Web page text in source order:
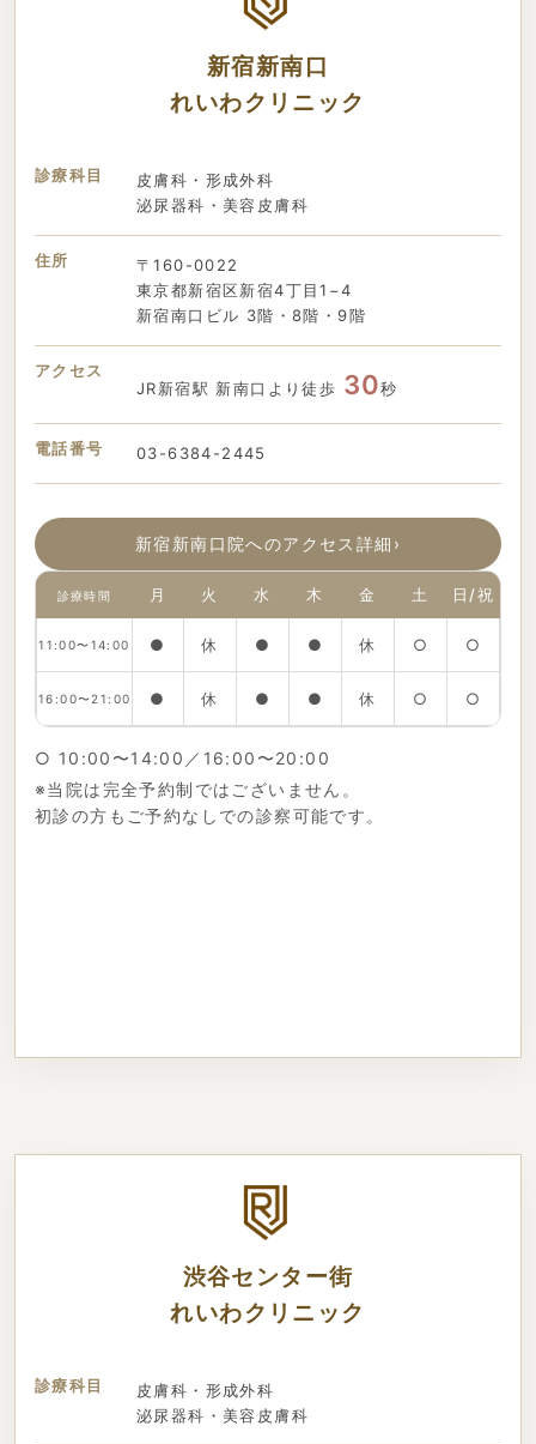
新宿新南口
れいわクリニック
診療科目
皮膚科・形成外科
泌尿器科・美容皮膚科
住所
〒160-0022
東京都新宿区新宿4丁目1−4
新宿南口ビル 3階・8階・9階
アクセス
JR新宿駅 新南口より徒歩 30秒
電話番号 03-6384-2445
新宿新南口院へのアクセス詳細 ›
診療時間 月 火 水 木 金 土 日/祝
11:00〜14:00 ● 休 ● ● 休 ○ ○
16:00〜21:00 ● 休 ● ● 休 ○ ○
○ 10:00〜14:00／16:00〜20:00
※当院は完全予約制ではございません。
初診の方もご予約なしでの診察可能です。
渋谷センター街
れいわクリニック
診療科目
皮膚科・形成外科
泌尿器科・美容皮膚科